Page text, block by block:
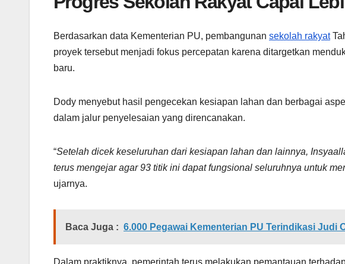
Berdasarkan data Kementerian PU, pembangunan sekolah rakyat
proyek tersebut menjadi fokus percepatan karena ditargetkan
baru.
Dody menyebut hasil pengecekan kesiapan lahan dan berbagai
dalam jalur penyelesaian yang direncanakan.
“Setelah dicek keseluruhan dari kesiapan lahan dan lainnya,
terus mengejar agar 93 titik ini dapat fungsional seluruhnya untuk
ujarnya.
Baca Juga : 6.000 Pegawai Kementerian PU Terindikasi Judi
Dalam praktiknya, pemerintah terus melakukan pemantauan